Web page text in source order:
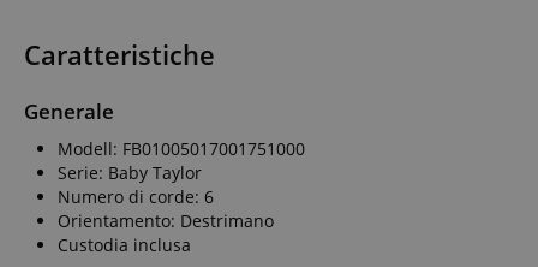
Caratteristiche
Generale
Modell: FB01005017001751000
Serie: Baby Taylor
Numero di corde: 6
Orientamento: Destrimano
Custodia inclusa